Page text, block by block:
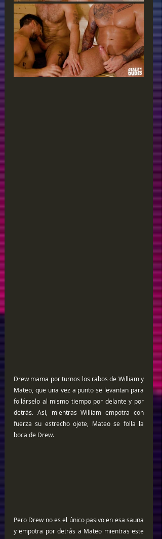
Drew mama por turnos los rabos de William y
Mateo, que una vez a punto se levantan para
follárselo al mismo tiempo por delante y por
detrás. Así, mientras William empotra con
fuerza su estrecho ojete, Mateo se folla la
boca de Drew.
Pero Drew no es el único pasivo en esa sauna
y empotra por detrás a Mateo mientras este